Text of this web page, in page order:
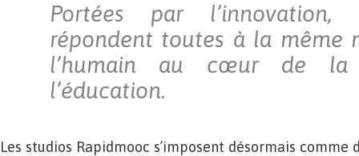
Portées par l’innovation,
répondent toutes à la même
l’humain au cœur de la
l’éducation.
Les studios Rapidmooc s’imposent désormais